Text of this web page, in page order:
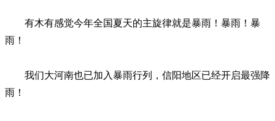
有木有感觉今年全国夏天的主旋律就是暴雨！暴雨！暴
雨！
我们大河南也已加入暴雨行列，信阳地区已经开启最强降
雨！